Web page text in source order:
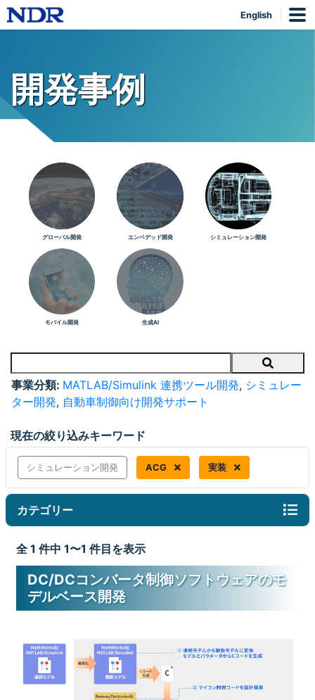
English
開発事例
グローバル開発 エンベデッド開発 シミュレーション開発
モバイル開発 生成AI
Search
事業分類: MATLAB/Simulink 連携ツール開発, シミュレー
ター開発, 自動車制御向け開発サポート
現在の絞り込みキーワード
シミュレーション開発 ACG 実装
カテゴリー
全 1 件中 1〜1 件目を表示
DC/DCコンバータ制御ソフトウェアのモ
デルベース開発